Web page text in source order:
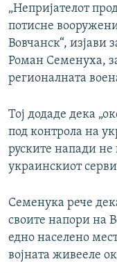
„Непријателот
потисне
Вовчанск“, изјави
Роман Семенуха,
регионалната
Тој додаде дека
под контрола на
руските напади не
украинскиот
Семенука рече
своите напори на
едно населено
војната живееле